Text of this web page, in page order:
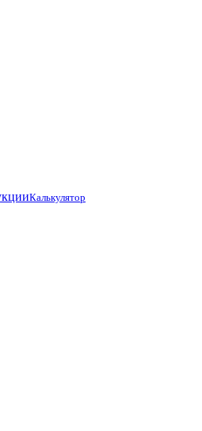
Калькулятор